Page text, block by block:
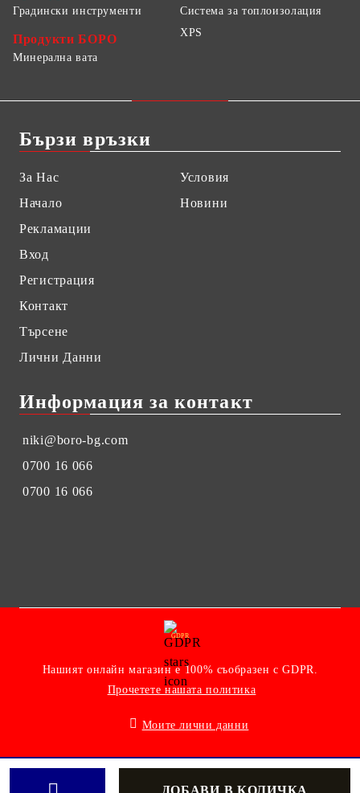
Градински инструменти
Продукти БОРО
Система за топлоизолация
XPS
Минерална вата
Бързи връзки
За Нас
Начало
Рекламации
Вход
Регистрация
Контакт
Търсене
Лични Данни
Условия
Новини
Информация за контакт
niki@boro-bg.com
0700 16 066
0700 16 066
GDPR
Нашият онлайн магазин е 100% съобразен с GDPR.
Прочетете нашата политика
Моите лични данни